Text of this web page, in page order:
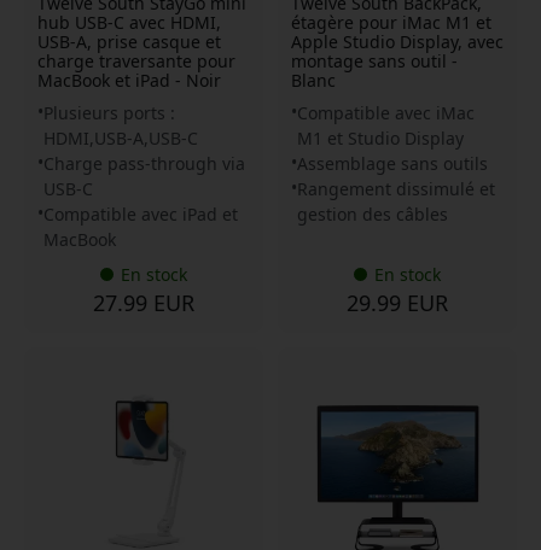
hub USB-C avec HDMI,
USB-A, prise casque et
charge traversante pour
MacBook et iPad - Noir
Plusieurs ports :
HDMI,USB-A,USB-C
Charge pass-through via
USB-C
Compatible avec iPad et
MacBook
En stock
27.99 EUR
étagère pour iMac M1 et
Apple Studio Display, avec
montage sans outil -
Blanc
Compatible avec iMac
M1 et Studio Display
Assemblage sans outils
Rangement dissimulé et
gestion des câbles
En stock
29.99 EUR